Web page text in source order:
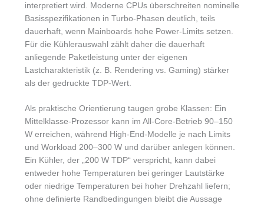
interpretiert wird. Moderne CPUs überschreiten nominelle
Basisspezifikationen in Turbo-Phasen deutlich, teils
dauerhaft, wenn Mainboards hohe Power-Limits setzen.
Für die Kühlerauswahl zählt daher die dauerhaft
anliegende Paketleistung unter der eigenen
Lastcharakteristik (z. B. Rendering vs. Gaming) stärker
als der gedruckte TDP-Wert.
Als praktische Orientierung taugen grobe Klassen: Ein
Mittelklasse-Prozessor kann im All-Core-Betrieb 90–150
W erreichen, während High-End-Modelle je nach Limits
und Workload 200–300 W und darüber anlegen können.
Ein Kühler, der „200 W TDP“ verspricht, kann dabei
entweder hohe Temperaturen bei geringer Lautstärke
oder niedrige Temperaturen bei hoher Drehzahl liefern;
ohne definierte Randbedingungen bleibt die Aussage